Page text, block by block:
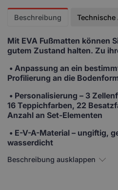
Beschreibung Technische
Mit EVA Fußmatten können
gutem Zustand halten. Zu
• Anpassung an ein
Profilierung an die
• Personalisierung – 3
16 Teppichfarben, 22
Anzahl an Set-Elementen
• E-V-A-Material – ungiftig,
wasserdicht
Beschreibung ausklappen